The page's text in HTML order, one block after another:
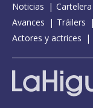
Noticias Cartelera
Avances
Tráilers
Actores y actrices